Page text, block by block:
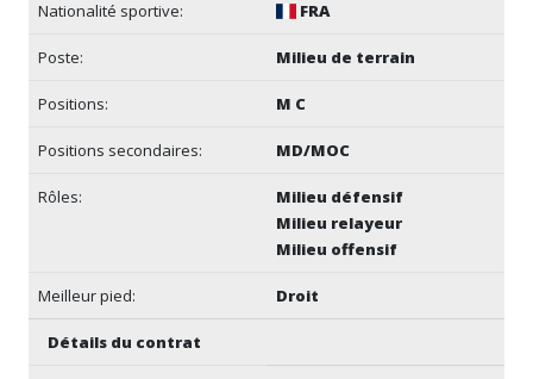
Nationalité sportive: FRA
Poste: Milieu de terrain
Positions: M C
Positions secondaires: MD/MOC
Rôles:
Milieu défensif
Milieu relayeur
Milieu offensif
Meilleur pied: Droit
Détails du contrat